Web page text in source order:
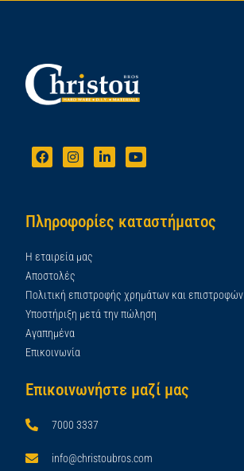
Πληροφορίες καταστήματος
Η εταιρεία μας
Αποστολές
Πολιτική επιστροφής χρημάτων και επιστροφών
Υποστήριξη μετά την πώληση
Αγαπημένα
Επικοινωνία
Επικοινωνήστε μαζί μας
7000 3337
info@christoubros.com